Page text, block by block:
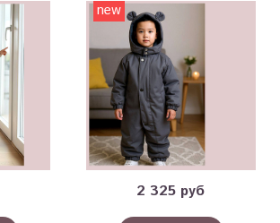
new
2 325 руб